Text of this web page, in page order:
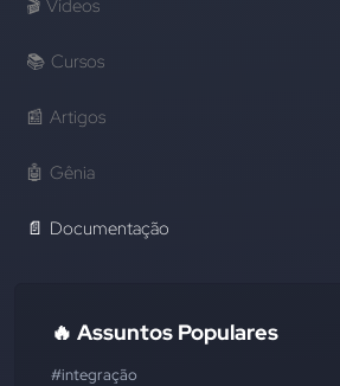
🎬 Vídeos
📚 Cursos
📰 Artigos
🤖 Gênia
📄 Documentação
🔥 Assuntos Populares
#integração